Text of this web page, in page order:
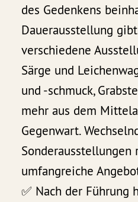
des Gedenkens
Dauerausstellung
verschiedene
Särge und
und -schmuck,
mehr aus dem
Gegenwart.
Sonderausstellungen
umfangreiche
✅ Nach der Führung